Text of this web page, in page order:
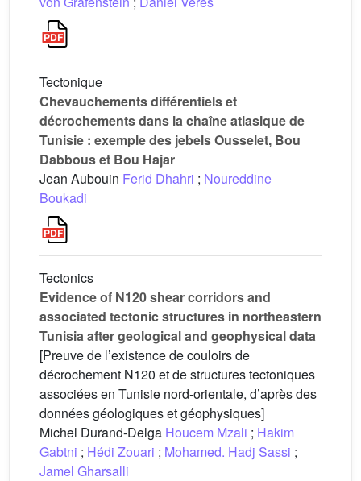
Tectonique
Chevauchements différentiels et
décrochements dans la chaîne atlasique de
Tunisie : exemple des jebels Ousselet, Bou
Dabbous et Bou Hajar
Jean Aubouin Ferid Dhahri ; Noureddine
Boukadi
Tectonics
Evidence of N120 shear corridors and
associated tectonic structures in northeastern
Tunisia after geological and geophysical data
[Preuve de l’existence de couloirs de
décrochement N120 et de structures tectoniques
associées en Tunisie nord-orientale, d’après des
données géologiques et géophysiques]
Michel Durand-Delga Houcem Mzali ; Hakim
Gabtni ; Hédi Zouari ; Mohamed. Hadj Sassi ;
Jamel Gharsalli